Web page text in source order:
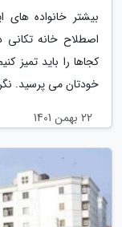
بیشتر خانواده
اصطلاح خانه تکانی
کجاها را باید تمیز
خودتان می پرسید.
22 بهمن 1401